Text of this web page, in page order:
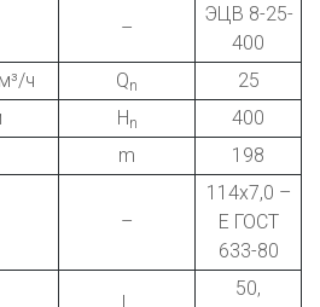
–
ЭЦВ 8-25-
400
ч
Qn
25
Hn
400
m 198
–
114x7,0 –
E ГОСТ
633-80
50,